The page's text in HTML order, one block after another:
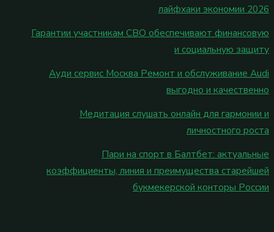
лайфхаки экономии 2026
Гарантии участникам СВО обеспечивают финансовую
и социальную защиту
Ауди сервис Москва Ремонт и обслуживание Audi
выгодно и качественно
Медитация слушать онлайн для гармонии и
личностного роста
Пари на спорт в Балтбет: актуальные
коэффициенты, линия и преимущества старейшей
букмекерской конторы России